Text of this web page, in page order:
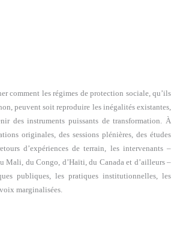
comment les régimes de protection sociale, qu’ils
peuvent soit reproduire les inégalités existantes,
des instruments puissants de transformation. À
originales, des sessions plénières, des études
d’expériences de terrain, les intervenants –
Mali, du Congo, d’Haïti, du Canada et d’ailleurs –
publiques, les pratiques institutionnelles, les
marginalisées.